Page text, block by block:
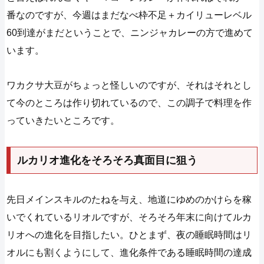
番なのですが、今週はまだなべ枠不足＋カイリューレベル
60到達がまだということで、ニンジャカレーの方で進めて
います。
ワカクサ大豆がちょっと怪しいのですが、それはそれとし
て今のところは作り切れているので、この調子で料理を作
っていきたいところです。
ルカリオ進化をそろそろ真面目に狙う
先日メインスキルのたねを与え、地道にゆめのかけらを稼
いでくれているリオルですが、そろそろ年末に向けてルカ
リオへの進化を目指したい。ひとまず、夜の睡眠時間はリ
オルにも割くようにして、進化条件である睡眠時間の達成